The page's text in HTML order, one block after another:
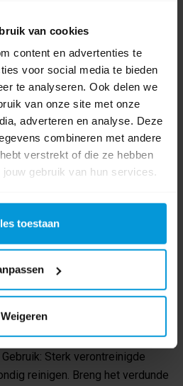
van cookies
content en advertenties te
voor social media te bieden
te analyseren. Ook delen we
van onze site met onze
adverteren en analyse. Deze
combineren met andere
verstrekt of die ze hebben
gebruik van hun services.
toestaan
Weigeren
5 minuten.
bacteriën (excl. mycobacteriën
op oppervlakken en
eet- en drinkwaren worden
echter met uitzondering van
op de
instructiesAlgemeen: Sure
kan worden toegepast in keukens
voedingsmiddelen bereid en/of
in hotels, restaurants,
en kantines. Het product
tafels, werkbladen,
opslagruimten, koelkasten,
alsmede voor
Sterk verontreinigde
reinigen. Breng het verdunde